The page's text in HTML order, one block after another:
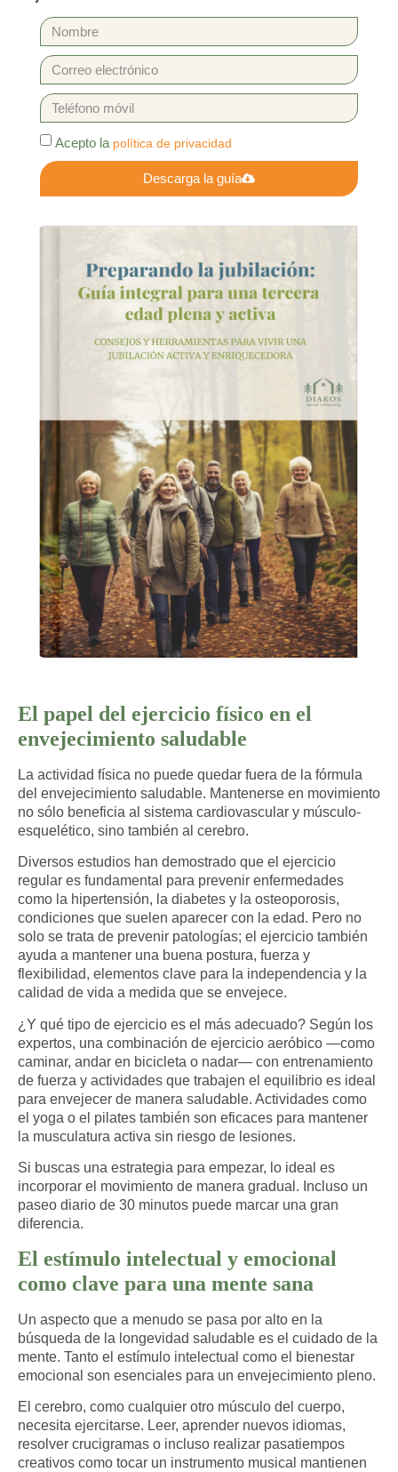
Acepto la política de privacidad
Descarga la guía
El papel del ejercicio físico en el
envejecimiento saludable
La actividad física no puede quedar fuera de la fórmula
del envejecimiento saludable. Mantenerse en movimiento
no sólo beneficia al sistema cardiovascular y músculo-
esquelético, sino también al cerebro.
Diversos estudios han demostrado que el ejercicio
regular es fundamental para prevenir enfermedades
como la hipertensión, la diabetes y la osteoporosis,
condiciones que suelen aparecer con la edad. Pero no
solo se trata de prevenir patologías; el ejercicio también
ayuda a mantener una buena postura, fuerza y
flexibilidad, elementos clave para la independencia y la
calidad de vida a medida que se envejece.
¿Y qué tipo de ejercicio es el más adecuado? Según los
expertos, una combinación de ejercicio aeróbico —como
caminar, andar en bicicleta o nadar— con entrenamiento
de fuerza y actividades que trabajen el equilibrio es ideal
para envejecer de manera saludable. Actividades como
el yoga o el pilates también son eficaces para mantener
la musculatura activa sin riesgo de lesiones.
Si buscas una estrategia para empezar, lo ideal es
incorporar el movimiento de manera gradual. Incluso un
paseo diario de 30 minutos puede marcar una gran
diferencia.
El estímulo intelectual y emocional
como clave para una mente sana
Un aspecto que a menudo se pasa por alto en la
búsqueda de la longevidad saludable es el cuidado de la
mente. Tanto el estímulo intelectual como el bienestar
emocional son esenciales para un envejecimiento pleno.
El cerebro, como cualquier otro músculo del cuerpo,
necesita ejercitarse. Leer, aprender nuevos idiomas,
resolver crucigramas o incluso realizar pasatiempos
creativos como tocar un instrumento musical mantienen